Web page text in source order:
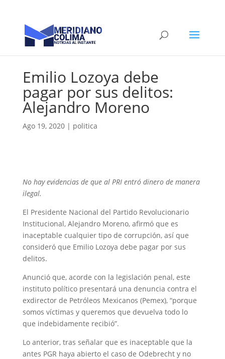
Emilio Lozoya debe
pagar por sus delitos:
Alejandro Moreno
Ago 19, 2020| politica
No hay evidencias de que al PRI entró dinero de manera
ilegal.
El Presidente Nacional del Partido Revolucionario
Institucional, Alejandro Moreno, afirmó que es
inaceptable cualquier tipo de corrupción, así que
consideró que Emilio Lozoya debe pagar por sus
delitos.
Anunció que, acorde con la legislación penal, este
instituto político presentará una denuncia contra el
exdirector de Petróleos Mexicanos (Pemex), “porque
somos víctimas y queremos que devuelva todo lo
que indebidamente recibió”.
Lo anterior, tras señalar que es inaceptable que la
antes PGR haya abierto el caso de Odebrecht y no